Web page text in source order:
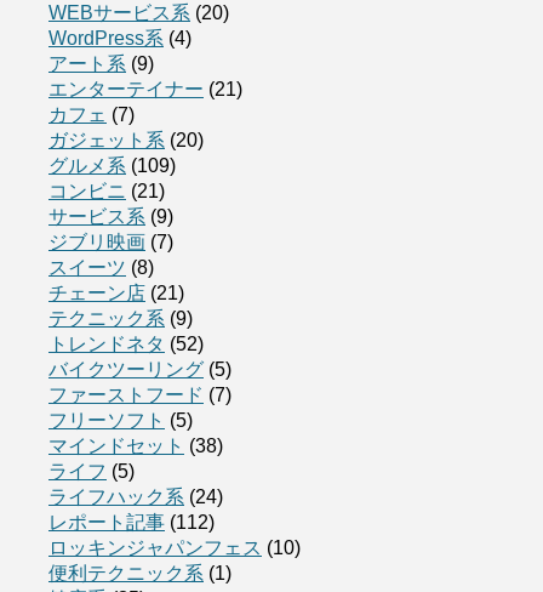
WEBサービス系 (20)
WordPress系 (4)
アート系 (9)
エンターテイナー (21)
カフェ (7)
ガジェット系 (20)
グルメ系 (109)
コンビニ (21)
サービス系 (9)
ジブリ映画 (7)
スイーツ (8)
チェーン店 (21)
テクニック系 (9)
トレンドネタ (52)
バイクツーリング (5)
ファーストフード (7)
フリーソフト (5)
マインドセット (38)
ライフ (5)
ライフハック系 (24)
レポート記事 (112)
ロッキンジャパンフェス (10)
便利テクニック系 (1)